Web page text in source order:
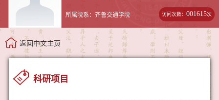
所属院系：齐鲁交通学院 访问次数：001615次
返回中文主页
科研项目